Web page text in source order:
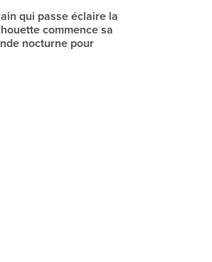
qui passe éclaire la
commence sa
nocturne pour